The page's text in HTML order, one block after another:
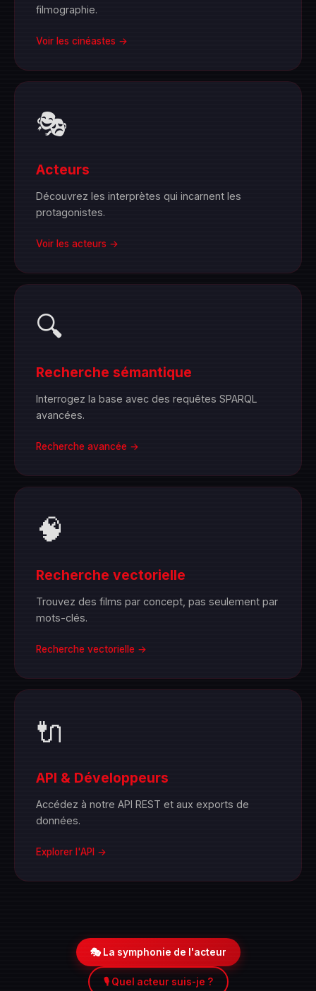
filmographie.
Voir les cinéastes →
🎭
Acteurs
Découvrez les interprètes qui incarnent les
protagonistes.
Voir les acteurs →
🔍
Recherche sémantique
Interrogez la base avec des requêtes SPARQL
avancées.
Recherche avancée →
🧠
Recherche vectorielle
Trouvez des films par concept, pas seulement par
mots-clés.
Recherche vectorielle →
🔌
API & Développeurs
Accédez à notre API REST et aux exports de
données.
Explorer l'API →
🎭 La symphonie de l'acteur
🎙️ Quel acteur suis-je ?